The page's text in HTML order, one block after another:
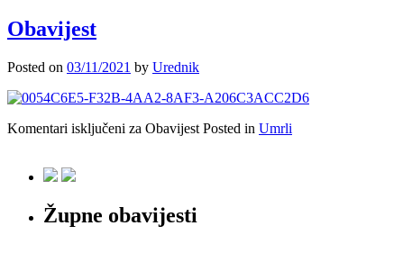
Obavijest
Posted on 03/11/2021 by Urednik
Komentari isključeni za Obavijest Posted in Umrli
Župne obavijesti